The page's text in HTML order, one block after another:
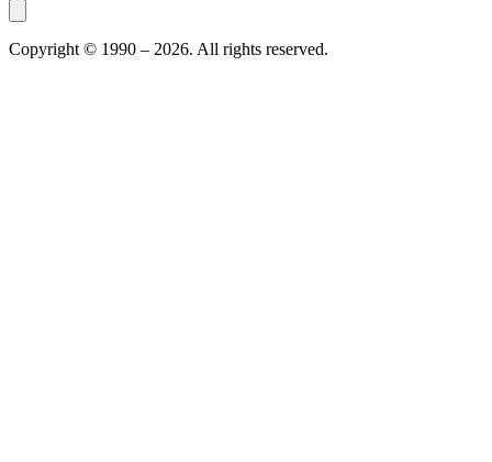
Copyright © 1990 – 2026. All rights reserved.